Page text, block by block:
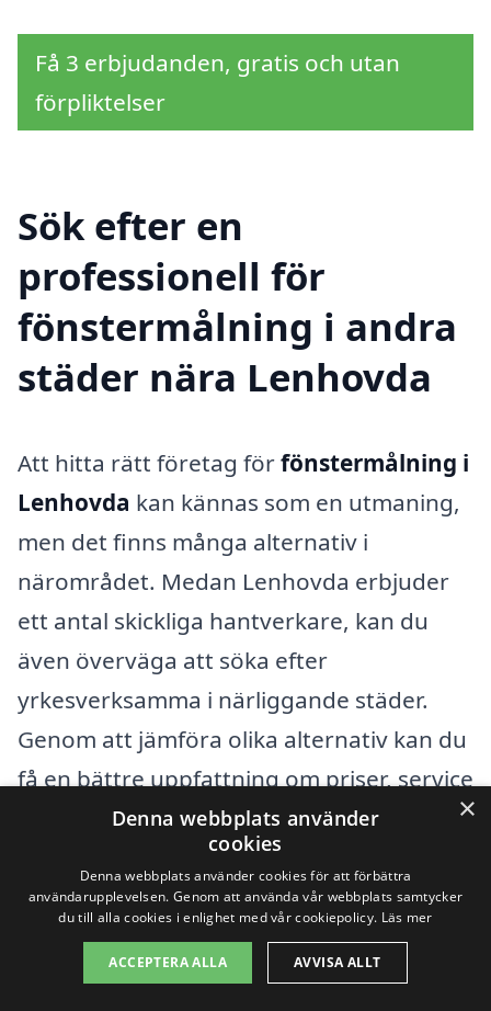
Få 3 erbjudanden, gratis och utan
förpliktelser
Sök efter en
professionell för
fönstermålning i andra
städer nära Lenhovda
Att hitta rätt företag förfönstermålning i
Lenhovda kan kännas som en utmaning,
men det finns många alternativ i
närområdet. Medan Lenhovda erbjuder
ett antal skickliga hantverkare, kan du
även överväga att söka efter
yrkesverksamma i närliggande städer.
Genom att jämföra olika alternativ kan du
få en bättre uppfattning om priser, service
och kvalitet.
Några av de städer som du kan kika på är:
Alstermo
×
Denna webbplats använder
cookies
Denna webbplats använder cookies för att förbättra
användarupplevelsen. Genom att använda vår webbplats samtycker
du till alla cookies i enlighet med vår cookiepolicy. Läs mer
ACCEPTERA ALLA AVVISA ALLT